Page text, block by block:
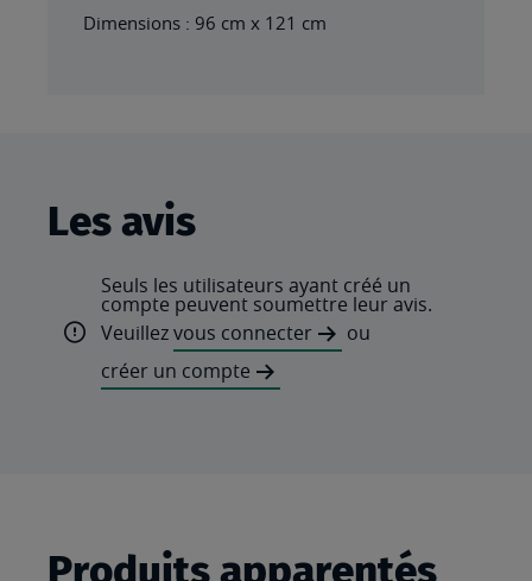
Dimensions : 96 cm x 121 cm
Les avis
Seuls les utilisateurs ayant créé un
compte peuvent soumettre leur avis.
Veuillezvous connecter
ou
créer un compte
Produits apparentés